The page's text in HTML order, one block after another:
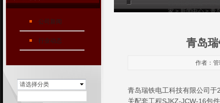
公司新闻
行业动态
家>新闻中心> 青
请选择分类
青岛
作者：
青岛瑞铁电工科技有限公司于
关配套工程SJKZ-JCW-16包